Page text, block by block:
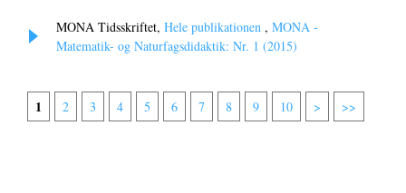
MONA Tidsskriftet, Hele publikationen , MONA -
Matematik- og Naturfagsdidaktik: Nr. 1 (2015)
1 2 3 4 5 6 7 8 9 10 > >>